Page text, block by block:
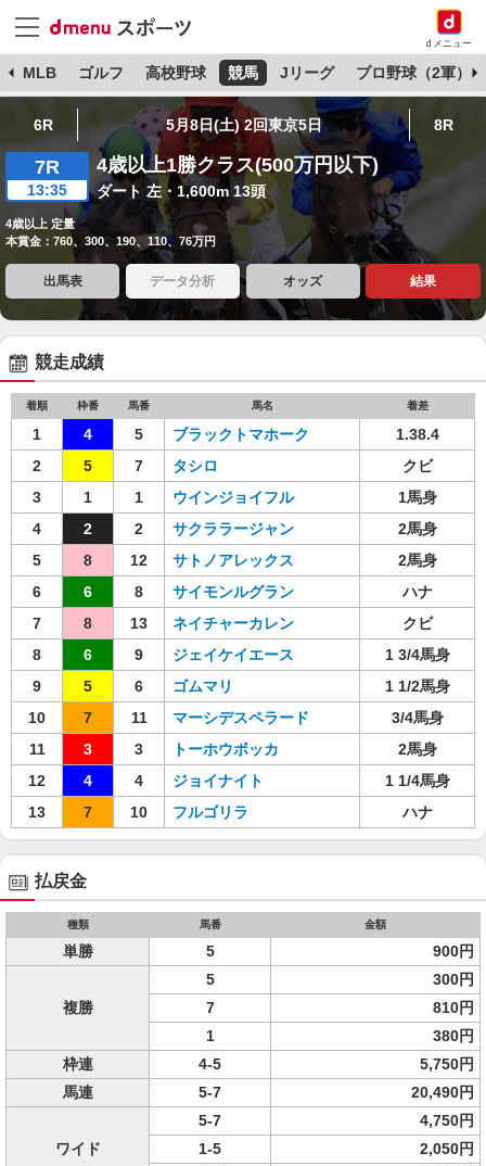
dメニュー
MLB ゴルフ 高校野球 競馬 Jリーグ プロ野球（2軍）
6R 5月8日(土) 2回東京5日 8R
7R
13:35
4歳以上1勝クラス(500万円以下)
ダート 左・1,600m 13頭
4歳以上 定量
本賞金：760、300、190、110、76万円
出馬表 データ分析 オッズ 結果
競走成績
着順 枠番 馬番 馬名 着差
1 4 5 ブラックトマホーク
1.38.4
2
5 7 タシロ
クビ
3
1 1 ウインジョイフル
1馬身
4
2 2 サクララージャン
2馬身
5
8 12 サトノアレックス
2馬身
6
6 8 サイモンルグラン
ハナ
7
8 13 ネイチャーカレン
クビ
8
6 9 ジェイケイエース
1 3/4馬身
9
5 6 ゴムマリ
1 1/2馬身
10
7 11 マーシデスペラード
3/4馬身
11
3 3 トーホウボッカ
2馬身
12
4 4 ジョイナイト
1 1/4馬身
13
7 10 フルゴリラ ハナ
払戻金
種類 馬番 金額
単勝 5 900円
複勝
5
300円
7
810円
1
380円
枠連
4-5
5,750円
馬連
5-7 20,490円
ワイド
5-7
4,750円
1-5
2,050円